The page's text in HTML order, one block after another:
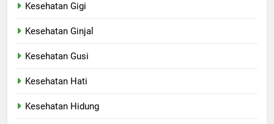
Kesehatan Gigi
Kesehatan Ginjal
Kesehatan Gusi
Kesehatan Hati
Kesehatan Hidung